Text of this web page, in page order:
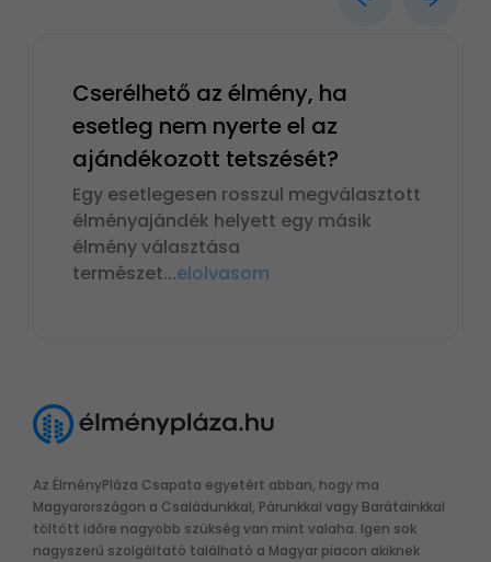
Cserélhető az élmény, ha
esetleg nem nyerte el az
ajándékozott tetszését?
Egy esetlegesen rosszul megválasztott
élményajándék helyett egy másik
élmény választása
természet...elolvasom
Az ÉlményPláza Csapata egyetért abban, hogy ma
Magyarországon a Családunkkal, Párunkkal vagy Barátainkkal
töltött időre nagyobb szükség van mint valaha. Igen sok
nagyszerű szolgáltató található a Magyar piacon akiknek